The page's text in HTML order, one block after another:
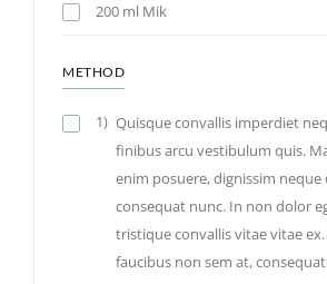
200 ml Mik
METHOD
1) Quisque convallis imperdiet
finibus arcu vestibulum quis.
enim posuere, dignissim neque
consequat nunc. In non dolor
tristique convallis vitae vitae
faucibus non sem at,